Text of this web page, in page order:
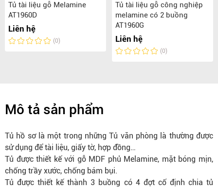
Tủ tài liệu gỗ Melamine
AT1960D
Liên hệ
(0)
Tủ tài liệu gỗ công nghiệp
melamine có 2 buồng
AT1960G
Liên hệ
(0)
Mô tả sản phẩm
Tủ hồ sơ là một trong những Tủ văn phòng là thường được
sử dụng để tài liệu, giấy tờ, hợp đồng…
Tủ được thiết kế với gỗ MDF phủ Melamine, mặt bóng mịn,
chống trầy xước, chống bám bụi.
Tủ được thiết kế thành 3 buồng có 4 đợt cố định chia tủ